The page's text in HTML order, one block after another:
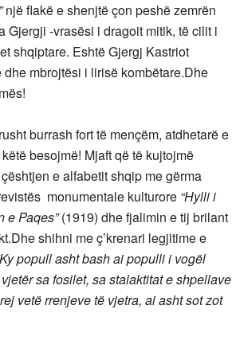
një flakë e shenjtë çon peshë zemrën
-vrasësi i dragoit mitik, të cilit i
shqiptare. Eshtë Gjergj Kastriot
mbrojtësi i lirisë kombëtare.Dhe
burrash fort të mençëm, atdhetarë e
besojmë! Mjaft që të kujtojmë
e alfabetit shqip me gërma
monumentale kulturore “Hylli i
e Paqes”(1919) dhe fjalimin e tij brilant
shihni me ç’krenari legjitime e
popull asht bash ai populli i vogël
sa fosilet, sa stalaktitat e shpellave
vetë rrenjeve të vjetra, ai asht sot zot